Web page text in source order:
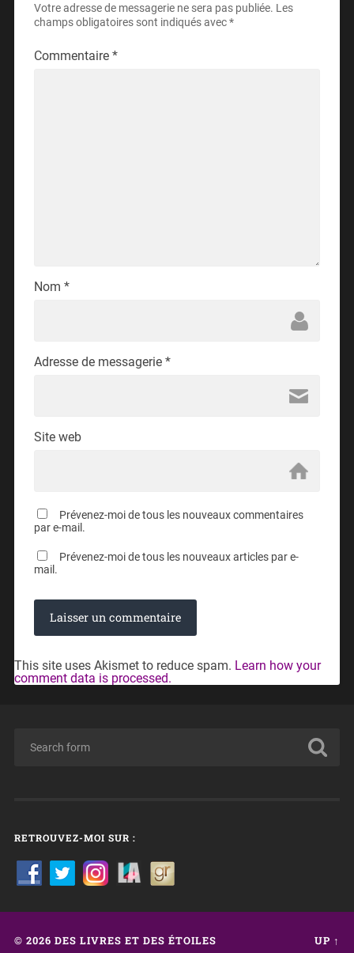
Votre adresse de messagerie ne sera pas publiée. Les
champs obligatoires sont indiqués avec*
Commentaire *
Nom *
Adresse de messagerie *
Site web
Prévenez-moi de tous les nouveaux commentaires
par e-mail.
Prévenez-moi de tous les nouveaux articles par e-
mail.
This site uses Akismet to reduce spam. Learn how your
comment data is processed.
RETROUVEZ-MOI SUR :
© 2026 DES LIVRES ET DES ÉTOILES UP ↑